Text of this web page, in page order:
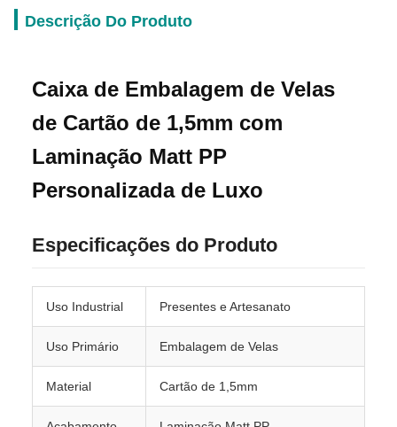
Descrição Do Produto
Caixa de Embalagem de Velas
de Cartão de 1,5mm com
Laminação Matt PP
Personalizada de Luxo
Especificações do Produto
Uso Industrial Presentes e Artesanato
Uso Primário Embalagem de Velas
Material Cartão de 1,5mm